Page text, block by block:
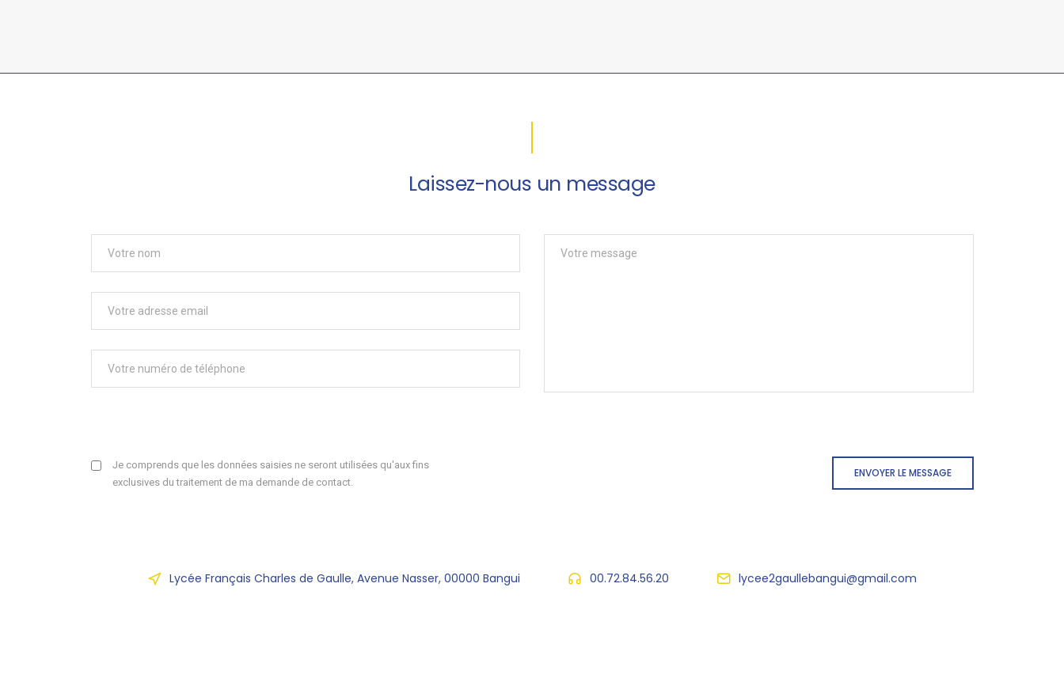
Laissez-nous un message
Je comprends que les données saisies ne seront utilisées qu'aux fins
exclusives du traitement de ma demande de contact.
ENVOYER LE MESSAGE
Lycée Français Charles de Gaulle, Avenue Nasser, 00000 Bangui 00.72.84.56.20 lycee2gaullebangui@gmail.com